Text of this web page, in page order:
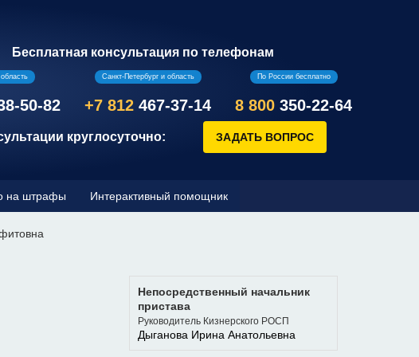
Бесплатная консультация по телефонам
50-82
Санкт-Петербург и область
+7 812 467-37-14
По России бесплатно
8 800 350-22-64
круглосуточно:
на штрафы Интерактивный помощник
Непосредственный начальник
пристава
Руководитель Кизнерского РОСП
Дыганова Ирина Анатольевна